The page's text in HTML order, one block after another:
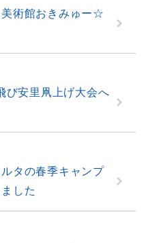
術館おきみゅー☆
安里凧上げ大会へ
タの春季キャンプ
した